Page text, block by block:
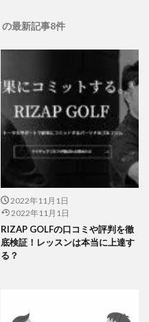
の最新記事8件
2022年11月1日
2022年11月1日
RIZAP GOLFの口コミや評判を徹
底検証！レッスンは本当に上達す
る？